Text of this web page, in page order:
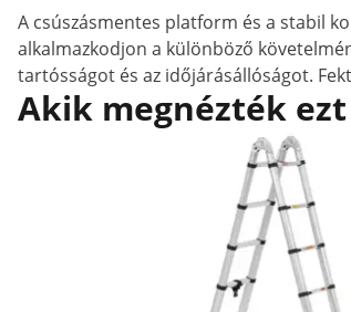
A csúszásmentes platform és a stabil
alkalmazkodjon a különböző
tartósságot és az időjárásállóságot.
Akik megnézték